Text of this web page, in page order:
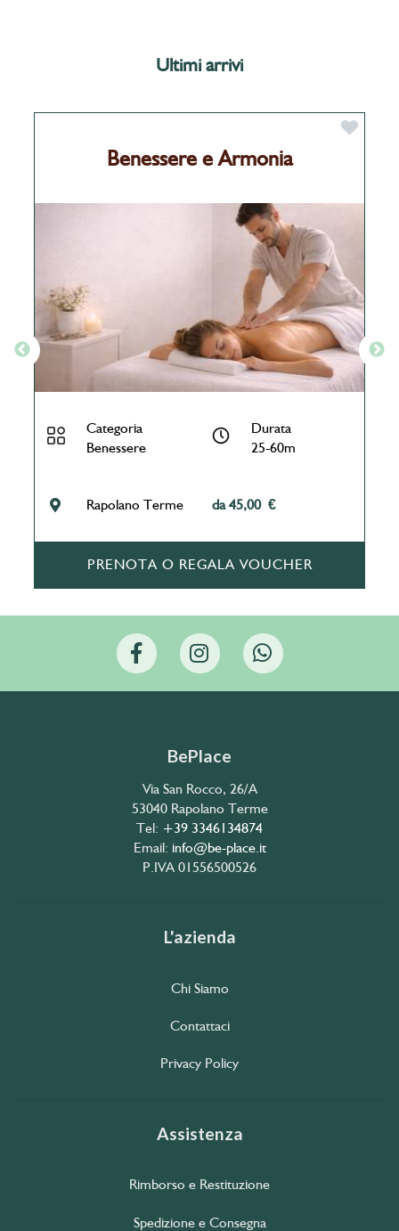
Ultimi arrivi
Benessere e Armonia
Categoria
Benessere
Durata
25-60m
Rapolano Terme da 45,00 €
PRENOTA O REGALA VOUCHER
BePlace
Via San Rocco, 26/A
53040 Rapolano Terme
Tel: +39 3346134874
Email: info@be-place.it
P.IVA 01556500526
L'azienda
Chi Siamo
Contattaci
Privacy Policy
Assistenza
Rimborso e Restituzione
Spedizione e Consegna